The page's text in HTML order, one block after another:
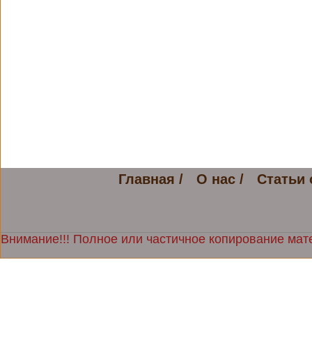
Главная / О нас / Статьи
Внимание!!! Полное или частичное копирование